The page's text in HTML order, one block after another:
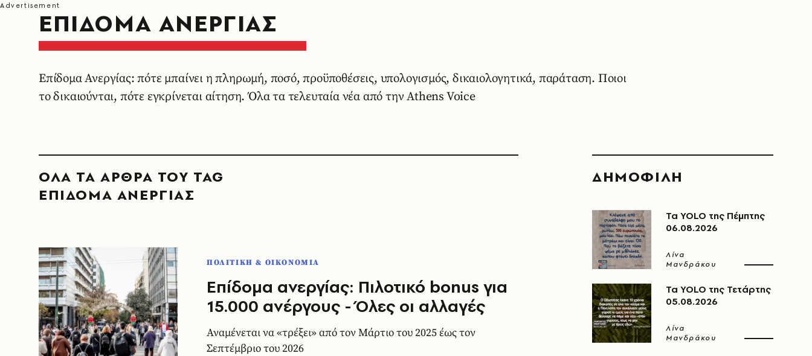
ΕΠΙΔΟΜΑ ΑΝΕΡΓΙΑΣ
Επίδομα Ανεργίας: πότε μπαίνει η πληρωμή, ποσό, προϋποθέσεις, υπολογισμός, δικαιολογητικά, παράταση. Ποιοι
το δικαιούνται, πότε εγκρίνεται αίτηση. Όλα τα τελευταία νέα από την Athens Voice
ΟΛΑ ΤΑ ΑΡΘΡΑ ΤΟΥ TAG
ΕΠΙΔΟΜΑ ΑΝΕΡΓΙΑΣ
ΠΟΛΙΤΙΚΗ & ΟΙΚΟΝΟΜΙΑ
Επίδομα ανεργίας: Πιλοτικό bonus για
15.000 ανέργους - Όλες οι αλλαγές
Αναμένεται να «τρέξει» από τον Μάρτιο του 2025 έως τον
Σεπτέμβριο του 2026
ΔΗΜΟΦΙΛΗ
Τα YOLO της Πέμπτης
06.08.2026
Λίνα
Μανδράκου
Τα YOLO της Τετάρτης
05.08.2026
Λίνα
Μανδράκου